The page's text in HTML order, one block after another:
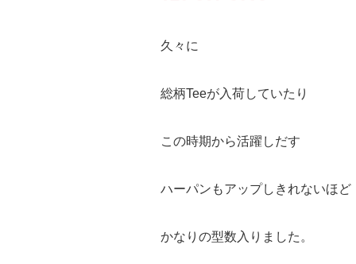
久々に
総柄Teeが入荷していたり
この時期から活躍しだす
ハーパンもアップしきれないほど
かなりの型数入りました。